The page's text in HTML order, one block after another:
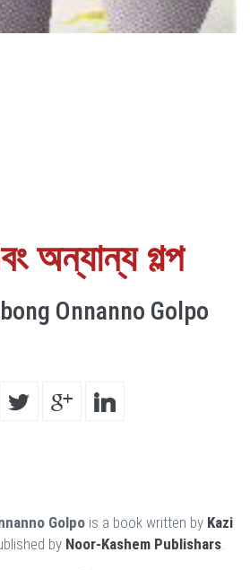
অন্যান্য গল্প
Onnanno Golpo
Golpo is a book written by Kazi
by Noor-Kashem Publishars